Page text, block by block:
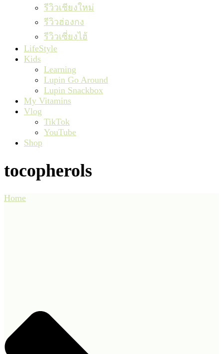
รีวิวเชียงใหม่
รีวิวฮ่องกง
รีวิวเซี่ยงไฮ้
LifeStyle
Kids
Learning
Lupin Go Around
Lupin Snackbox
My Vitamins
Vlog
TikTok
YouTube
Shop
tocopherols
Home